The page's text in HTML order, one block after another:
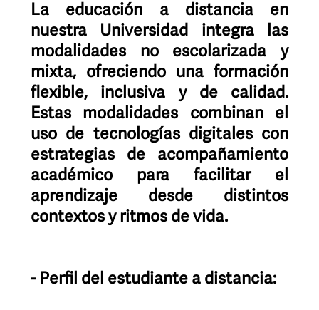
La educación a distancia en
nuestra Universidad integra las
modalidades no escolarizada y
mixta, ofreciendo una formación
flexible, inclusiva y de calidad.
Estas modalidades combinan el
uso de tecnologías digitales con
estrategias de acompañamiento
académico para facilitar el
aprendizaje desde distintos
contextos y ritmos de vida.
- Perfil del estudiante a distancia: